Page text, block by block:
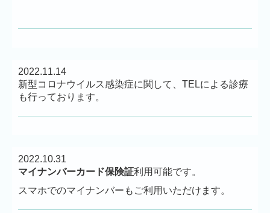
2022.11.14
新型コロナウイルス感染症に関して、TELによる診療
も行っております。
2022.10.31
マイナンバーカード保険証利用可能です。
スマホでのマイナンバーもご利用いただけます。